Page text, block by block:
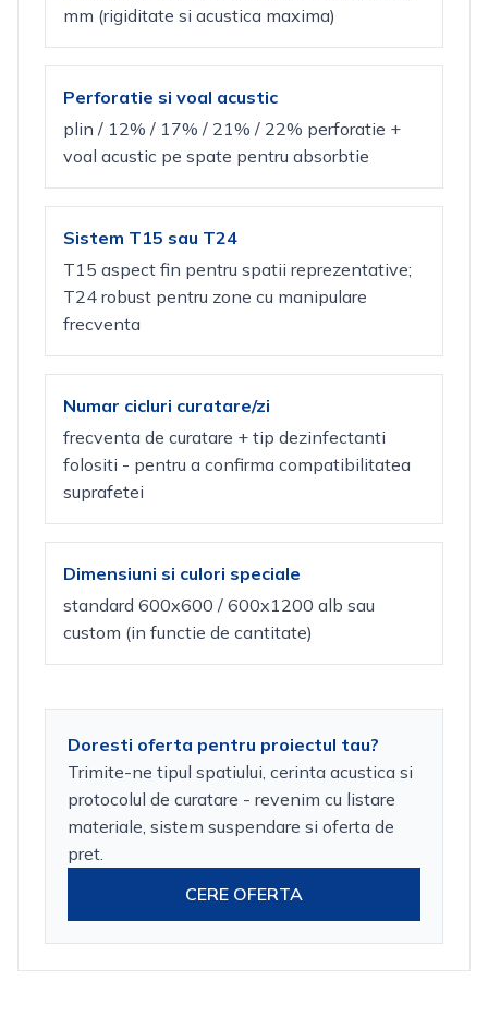
mm (rigiditate si acustica maxima)
Perforatie si voal acustic
plin / 12% / 17% / 21% / 22% perforatie +
voal acustic pe spate pentru absorbtie
Sistem T15 sau T24
T15 aspect fin pentru spatii reprezentative;
T24 robust pentru zone cu manipulare
frecventa
Numar cicluri curatare/zi
frecventa de curatare + tip dezinfectanti
folositi - pentru a confirma compatibilitatea
suprafetei
Dimensiuni si culori speciale
standard 600x600 / 600x1200 alb sau
custom (in functie de cantitate)
Doresti oferta pentru proiectul tau?
Trimite-ne tipul spatiului, cerinta acustica si
protocolul de curatare - revenim cu listare
materiale, sistem suspendare si oferta de
pret.
CERE OFERTA